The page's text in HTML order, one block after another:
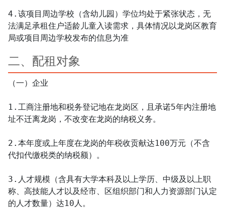
4.该项目周边学校（含幼儿园）学位均处于紧张状态，无
法满足承租住户适龄儿童入读需求，具体情况以龙岗区教育
局或项目周边学校发布的信息为准
二、配租对象
（一）企业
1.工商注册地和税务登记地在龙岗区，且承诺5年内注册地
址不迁离龙岗，不改变在龙岗的纳税义务。
2.本年度或上年度在龙岗的年税收贡献达100万元（不含
代扣代缴税类的纳税额）。
3.人才规模（含具有大学本科及以上学历、中级及以上职
称、高技能人才以及经市、区组织部门和人力资源部门认定
的人才数量）达10人。